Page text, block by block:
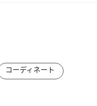
コーディネート